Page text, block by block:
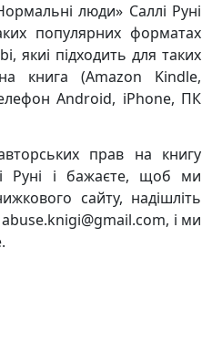
люди» Саллі Руні
популярних форматах
якиі підходить для таких
книга (Amazon Kindle,
Android, iPhone, ПК
прав на книгу
Руні і бажаєте, щоб ми
сайту, надішліть
і ми